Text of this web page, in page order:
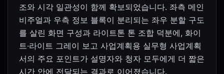
조와 시각 일관성이 함께 확보되었습니다. 좌측 메인
비주얼과 우측 정보 블록이 분리되는 좌우 분할 구도
를 살린 화면 구성과 라이트톤 톤 조합 덕분에, 화이
트·라이트 그레이 보고 사업계획용 실무형 사업계획
서의 주요 포인트가 설명자와 청자 모두에게 더 짧은
시간 안에 전달되는 결과로 이어졌습니다.